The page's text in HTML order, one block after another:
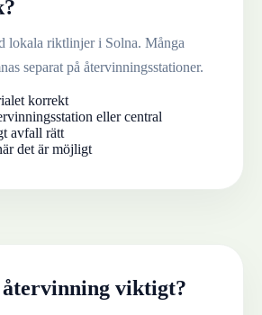
?
lokala riktlinjer i Solna. Många
separat på återvinningsstationer.
korrekt
eller central
avfall rätt
det är möjligt
viktigt?